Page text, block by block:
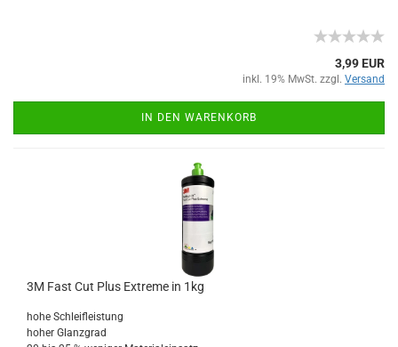
3,99 EUR
inkl. 19% MwSt. zzgl. Versand
IN DEN WARENKORB
3M Fast Cut Plus Extreme in 1kg
hohe Schleifleistung
hoher Glanzgrad